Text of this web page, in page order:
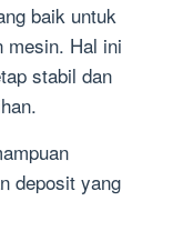
baik untuk
mesin. Hal ini
stabil dan
deposit yang